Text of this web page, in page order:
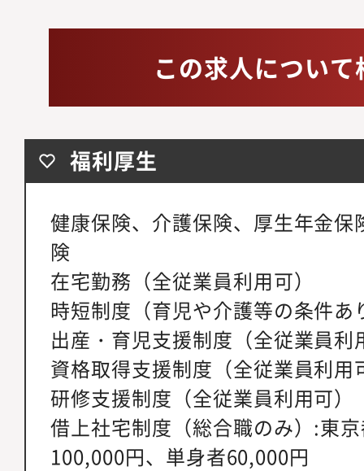
この求人につい
福利厚生
健康保険、介護保険、厚生年金
険
在宅勤務（全従業員利用可）
時短制度（育児や介護等の条件あ
出産・育児支援制度（全従業員利
資格取得支援制度（全従業員利用
研修支援制度（全従業員利用可）
借上社宅制度（総合職のみ）:東
100,000円、単身者60,000円